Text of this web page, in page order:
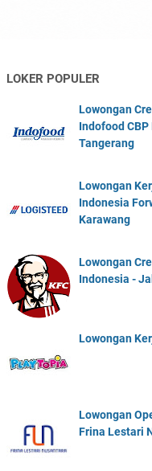
LOKER POPULER
Lowongan
Indofood
Tangerang
Lowongan
Indonesia
Karawang
Lowongan
Indonesia -
Lowongan
Lowongan
Frina Lestari